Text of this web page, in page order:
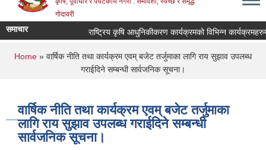
गोदावरी
समाचार
You are here
Home » वार्षिक नीति तथा कार्यक्रम एवम् बजेट तर्जुमाका लागि राय सुझाव उपलब्ध
गराईदिने सम्बन्धी सार्वजनिक सूचना।
वार्षिक नीति तथा कार्यक्रम एवम् बजेट तर्जुमाका
लागि राय सुझाव उपलब्ध गराईदिने सम्बन्धी
सार्वजनिक सूचना।